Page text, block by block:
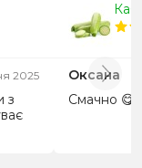
2025
з
Оксана
Смачно 😋